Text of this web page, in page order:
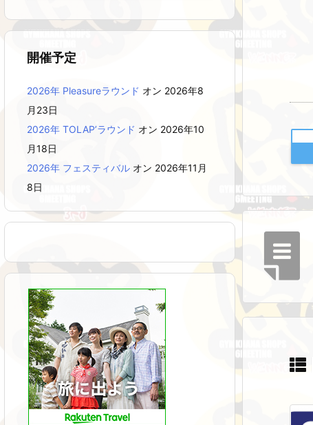
開催予定
2026年 Pleasureラウンド オン 2026年8
月23日
2026年 TOLAP’ラウンド オン 2026年10
月18日
2026年 フェスティバル オン 2026年11月
8日